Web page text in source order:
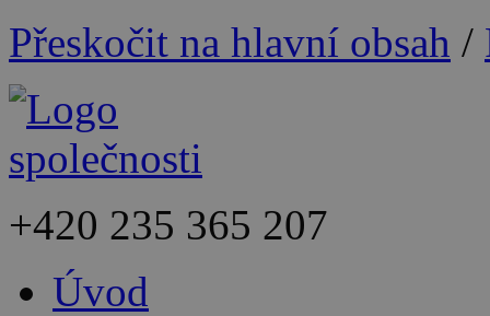
Přeskočit na hlavní obsah /
+420 235 365 207
Úvod